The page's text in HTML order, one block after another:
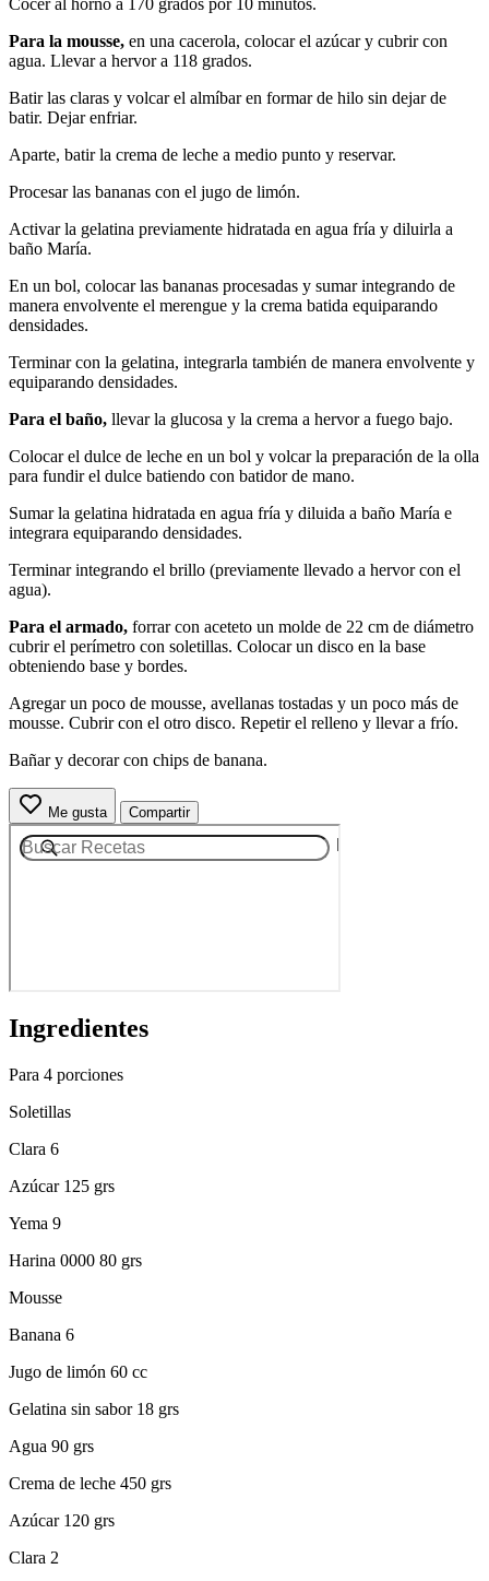
Para la mousse, en una cacerola, colocar el azúcar y cubrir con
agua. Llevar a hervor a 118 grados.
Batir las claras y volcar el almíbar en formar de hilo sin dejar de
batir. Dejar enfriar.
Aparte, batir la crema de leche a medio punto y reservar.
Procesar las bananas con el jugo de limón.
Activar la gelatina previamente hidratada en agua fría y diluirla a
baño María.
En un bol, colocar las bananas procesadas y sumar integrando de
manera envolvente el merengue y la crema batida equiparando
densidades.
Terminar con la gelatina, integrarla también de manera envolvente y
equiparando densidades.
Para el baño, llevar la glucosa y la crema a hervor a fuego bajo.
Colocar el dulce de leche en un bol y volcar la preparación de la olla
para fundir el dulce batiendo con batidor de mano.
Sumar la gelatina hidratada en agua fría y diluida a baño María e
integrara equiparando densidades.
Terminar integrando el brillo (previamente llevado a hervor con el
agua).
Para el armado, forrar con aceteto un molde de 22 cm de diámetro
cubrir el perímetro con soletillas. Colocar un disco en la base
obteniendo base y bordes.
Agregar un poco de mousse, avellanas tostadas y un poco más de
mousse. Cubrir con el otro disco. Repetir el relleno y llevar a frío.
Bañar y decorar con chips de banana.
Me gusta Compartir
Ingredientes
Para 4 porciones
Soletillas
Clara 6
Azúcar 125 grs
Yema 9
Harina 0000 80 grs
Mousse
Banana 6
Jugo de limón 60 cc
Gelatina sin sabor 18 grs
Agua 90 grs
Crema de leche 450 grs
Azúcar 120 grs
Clara 2